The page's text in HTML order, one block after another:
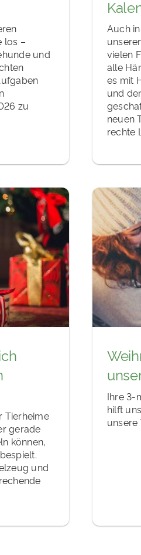
los –
und
zu
Auch
vielen
alle
es mit
und
neuen
rechte
Tierheime
gerade
können,
und
Ihre 3-
hilft
unsere